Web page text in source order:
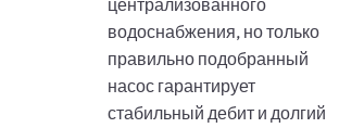
централизованного
водоснабжения, но только
правильно подобранный
насос гарантирует
стабильный дебит и долгий